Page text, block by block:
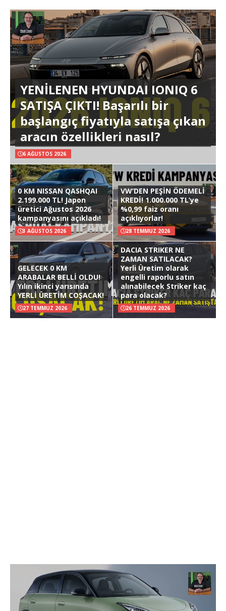
YENİLENEN HYUNDAI IONIQ 6
SATIŞA ÇIKTI! Başarılı bir
başlangıç fiyatıyla satışa çıkan
aracın özellikleri nasıl?
6 AĞUSTOS 2026
0 KM NISSAN QASHQAI
2.199.000 TL! Japon
üretici Ağustos 2026
kampanyasını açıkladı!
3 AĞUSTOS 2026
VW’DEN PEŞİN ÖDEMELİ
KREDİ! 1.000.000 TL’ye
%0,99 faiz oranı
açıklıyorlar!
28 TEMMUZ 2026
GELECEK 0 KM
ARABALAR BELLİ OLDU!
Yılın ikinci yarısında
YERLİ ÜRETİM COŞACAK!
27 TEMMUZ 2026
DACIA STRIKER NE
ZAMAN SATILACAK?
Yerli Üretim olarak
engelli raporlu satın
alınabilecek Striker kaç
para olacak?
26 TEMMUZ 2026